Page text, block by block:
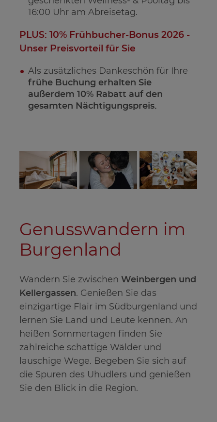
16:00 Uhr am Abreisetag.
PLUS: 10% Frühbucher-Bonus 2026 -
Unser Preisvorteil für Sie
Als zusätzliches Dankeschön für Ihre
frühe Buchung erhalten Sie
außerdem 10% Rabatt auf den
gesamten Nächtigungspreis.
Genusswandern im
Burgenland
Wandern Sie zwischen Weinbergen und
Kellergassen. Genießen Sie das
einzigartige Flair im Südburgenland und
lernen Sie Land und Leute kennen. An
heißen Sommertagen finden Sie
zahlreiche schattige Wälder und
lauschige Wege. Begeben Sie sich auf
die Spuren des Uhudlers und genießen
Sie den Blick in die Region.